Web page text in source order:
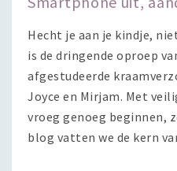
Hecht je aan je kindje,
is de dringende oproep
afgestudeerde
Joyce en Mirjam. Met
vroeg genoeg beginnen,
blog vatten we de kern